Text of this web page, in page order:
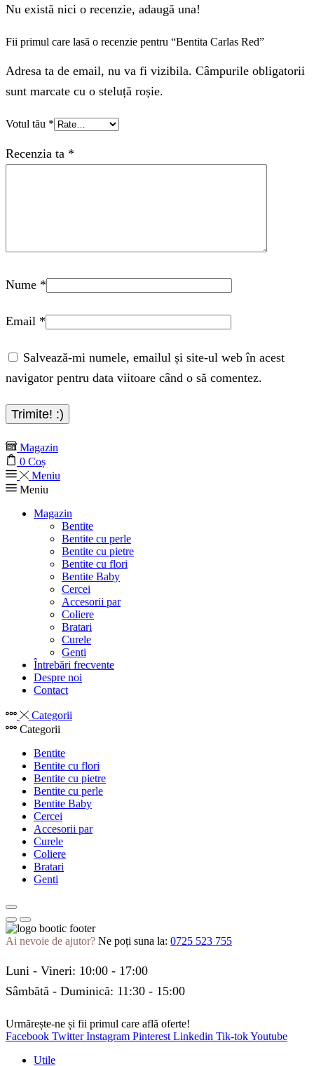
Nu există nici o recenzie, adaugă una!
Fii primul care lasă o recenzie pentru “Bentita Carlas Red”
Adresa ta de email, nu va fi vizibila. Câmpurile obligatorii
sunt marcate cu o steluță roșie.
Votul tău *
Recenzia ta *
Nume *
Email *
Salvează-mi numele, emailul și site-ul web în acest
navigator pentru data viitoare când o să comentez.
Magazin
0 Coș
Meniu
Meniu
Magazin
Bentite
Bentite cu perle
Bentite cu pietre
Bentite cu flori
Bentite Baby
Cercei
Accesorii par
Coliere
Bratari
Curele
Genti
Întrebări frecvente
Despre noi
Contact
Categorii
Categorii
Bentite
Bentite cu flori
Bentite cu pietre
Bentite cu perle
Bentite Baby
Cercei
Accesorii par
Curele
Coliere
Bratari
Genti
Ai nevoie de ajutor? Ne poți suna la: 0725 523 755
Luni - Vineri: 10:00 - 17:00
Sâmbătă - Duminică: 11:30 - 15:00
Urmărește-ne și fii primul care află oferte!
Facebook Twitter Instagram Pinterest Linkedin Tik-tokYoutube
Utile